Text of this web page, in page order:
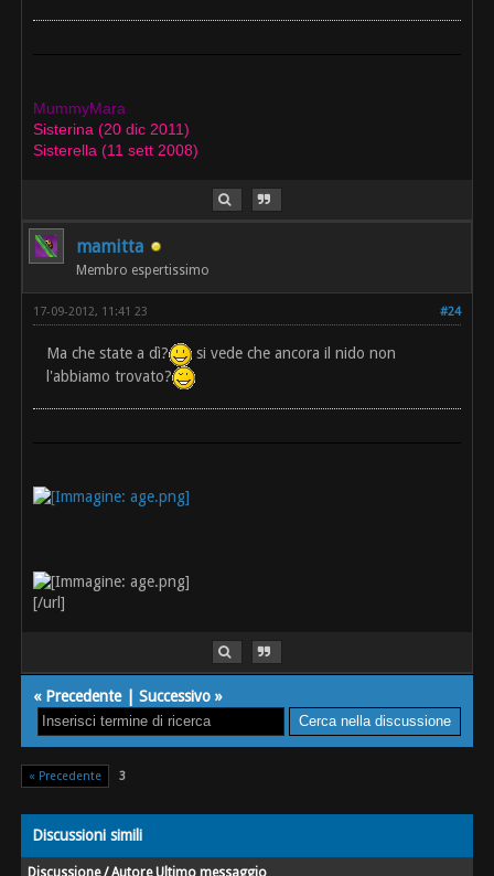
MummyMara
Sisterina (20 dic 2011)
Sisterella (11 sett 2008)
mamitta
Membro espertissimo
#24
17-09-2012, 11:41 23
Ma che state a dì?
si vede che ancora il nido non
l'abbiamo trovato?
[/url]
« Precedente|Successivo »
« Precedente 3
Discussioni simili
Discussione / Autore Ultimo messaggio